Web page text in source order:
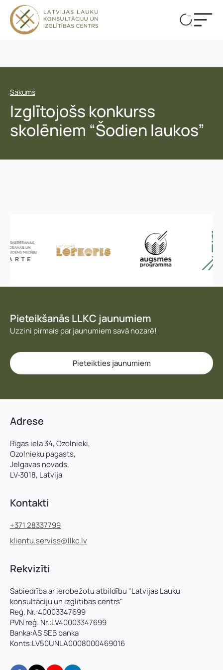
Sākums
Izglītojošs konkurss
skolēniem “Šodien laukos”
Pieteikšanās LLKC jaunumiem
Uzzini pirmais par jaunumiem savā nozarē!
Pieteikties jaunumiem
Adrese
Rīgas iela 34, Ozolnieki,
Ozolnieku pagasts,
Jelgavas novads,
LV-3018, Latvija
Kontakti
+371 28337799
klientu.serviss@llkc.lv
Rekvizīti
Sabiedrība ar ierobežotu atbildību "Latvijas Lauku
konsultāciju un izglītības centrs"
Reģ. Nr.:40003347699
PVN reģ. Nr.:LV40003347699
Banka:AS SEB banka
Konts:LV50UNLA0008000469016
Vārds*
Uzvārds*
Telefons
Pievieno savu CV un motivācijas vēstuli
Uzņēmuma reģistrācijas numurs:
E-pasta adrese: *
Kontakttālrunis*
Pamatnozare
*
z
ņ
m
u
m
n
u
u
r
s
:
*